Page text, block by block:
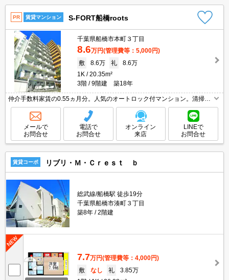
PR 賃貸マンション S-FORT船橋roots
千葉県船橋市本町３丁目
8.6万円(管理費等：5,000円)
敷
8.6万 礼
8.6万
1K
20.35m²
3階
9階建 築18年
仲介手数料家賃の0.55ヵ月分。人気のオートロック付マンション。清掃費
実費。宅配ボックスあり。経済的な都市ガス使用。インターネット無料。
24時間換気システム。エレベーターあり。敷地内防犯カメラ設置。
メールで
お問合せ
電話で
お問合せ
オンライン
来店
LINEで
お問合せ
賃貸コーポ リブリ・Ｍ・Ｃｒｅｓｔ ｂ
総武線/船橋駅 徒歩19分
千葉県船橋市湊町３丁目
築8年
2階建
7.7万円(管理費等：4,000円)
敷
なし 礼
3.85万